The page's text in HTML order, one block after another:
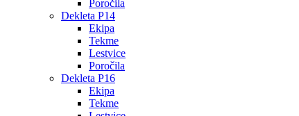
Poročila
Dekleta P14
Ekipa
Tekme
Lestvice
Poročila
Dekleta P16
Ekipa
Tekme